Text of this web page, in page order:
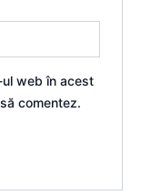
ul web în acest
comentez.